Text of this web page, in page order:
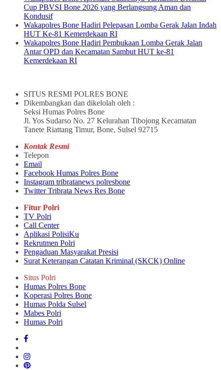
Cup PBVSI Bone 2026 yang Berlangsung Aman dan
Kondusif
Wakapolres Bone Hadiri Pelepasan Lomba Gerak Jalan Indah
HUT Ke-81 Kemerdekaan RI
Wakapolres Bone Hadiri Pembukaan Lomba Gerak Jalan
Antar OPD dan Kecamatan Sambut HUT ke-81
Kemerdekaan RI
SITUS RESMI POLRES BONE
Dikembangkan dan dikelolah oleh :
Seksi Humas Polres Bone
Jl. Yos Sudarso No. 27 Kelurahan Tibojong Kecamatan
Tanete Riattang Timur, Bone, Sulsel 92715
Kontak Resmi
Telepon
Email
Facebook Humas Polres Bone
Instagram tribratanews polresbone
Twitter Tribrata News Res Bone
Fitur Polri
TV Polri
Call Center
Aplikasi PolisiKu
Rekrutmen Polri
Pengaduan Masyarakat Presisi
Surat Keterangan Catatan Kriminal (SKCK) Online
Situs Polri
Humas Polres Bone
Koperasi Polres Bone
Humas Polda Sulsel
Mabes Polri
Humas Polri